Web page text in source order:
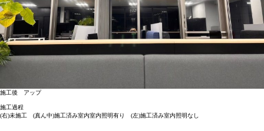
施工後 アップ
施工過程
(右)未施工 (真ん中)施工済み室内室内照明有り (左)施工済み室内照明なし